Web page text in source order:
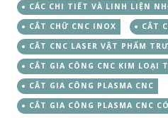
CÁC CHI TIẾT VÀ LINH LIỆN
CẮT CHỮ CNC INOX
CẮT
CẮT CNC LASER VẬT PHẨM
CẮT GIA CÔNG CNC KIM LOẠI
CẮT GIA CÔNG PLASMA CNC
CẮT GIA CÔNG PLASMA CNC